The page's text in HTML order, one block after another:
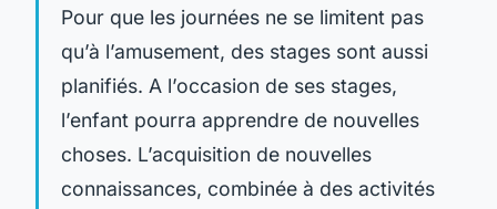
Pour que les journées ne se limitent pas
qu’à l’amusement, des stages sont aussi
planifiés. A l’occasion de ses stages,
l’enfant pourra apprendre de nouvelles
choses. L’acquisition de nouvelles
connaissances, combinée à des activités